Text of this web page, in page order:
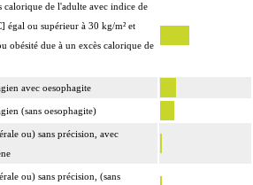
calorique de l'adulte avec indice de
égal ou supérieur à 30 kg/m² et
obésité due à un excès calorique de
avec oesophagite
(sans oesophagite)
ou) sans précision, avec
ou) sans précision, (sans